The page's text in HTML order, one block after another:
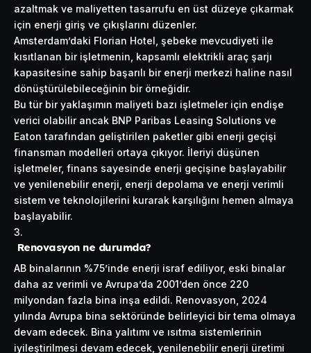
azaltmak ve maliyetten tasarrufu en üst düzeye çıkarmak
için enerji giriş ve çıkışlarını düzenler.
Amsterdam’daki Florian Hotel, şebeke mevcudiyeti ile
kısıtlanan bir işletmenin, kapsamlı elektrikli araç şarjı
kapasitesine sahip başarılı bir enerji merkezi haline nasıl
dönüştürülebileceğinin bir örneğidir.
Bu tür bir yaklaşımın maliyeti bazı işletmeler için endişe
verici olabilir ancak BNP Paribas Leasing Solutions ve
Eaton tarafından geliştirilen paketler gibi enerji geçişi
finansman modelleri ortaya çıkıyor. İleriyi düşünen
işletmeler, finans sayesinde enerji geçişine başlayabilir
ve yenilenebilir enerji, enerji depolama ve enerji verimli
sistem ve teknolojilerini kurarak karşılığını hemen almaya
başlayabilir.
Renovasyon ne durumda?
AB binalarının %75’inde enerji israf ediliyor, eski binalar
daha az verimli ve Avrupa’da 2001’den önce 220
milyondan fazla bina inşa edildi. Renovasyon, 2024
yılında Avrupa bina sektöründe belirleyici bir tema olmaya
devam edecek. Bina yalıtımı ve ısıtma sistemlerinin
iyileştirilmesi devam edecek, yenilenebilir enerji üretimi